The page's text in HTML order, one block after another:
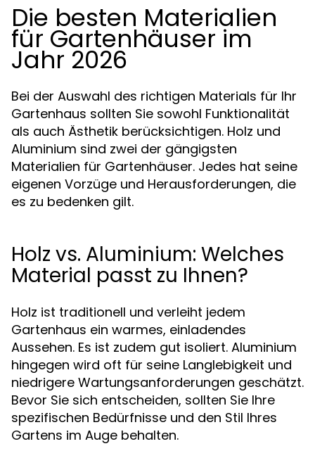
Die besten Materialien
für Gartenhäuser im
Jahr 2026
Bei der Auswahl des richtigen Materials für Ihr
Gartenhaus sollten Sie sowohl Funktionalität
als auch Ästhetik berücksichtigen. Holz und
Aluminium sind zwei der gängigsten
Materialien für Gartenhäuser. Jedes hat seine
eigenen Vorzüge und Herausforderungen, die
es zu bedenken gilt.
Holz vs. Aluminium: Welches
Material passt zu Ihnen?
Holz ist traditionell und verleiht jedem
Gartenhaus ein warmes, einladendes
Aussehen. Es ist zudem gut isoliert. Aluminium
hingegen wird oft für seine Langlebigkeit und
niedrigere Wartungsanforderungen geschätzt.
Bevor Sie sich entscheiden, sollten Sie Ihre
spezifischen Bedürfnisse und den Stil Ihres
Gartens im Auge behalten.